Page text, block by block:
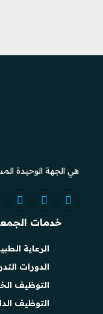
هي الجهة الوحيدة
خدمات
الرعاية
الدورات
التوظيف
التوظيف